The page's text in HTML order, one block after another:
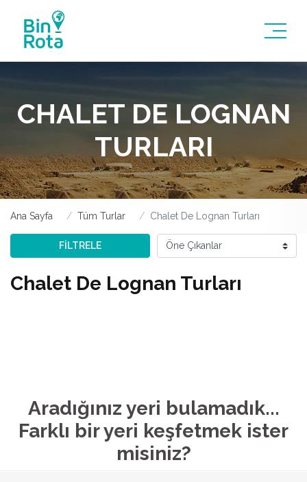
CHALET DE LOGNAN
TURLARI
Ana Sayfa Tüm Turlar Chalet De Lognan Turları
FİLTRELE
Chalet De Lognan Turları
Aradığınız yeri bulamadık...
Farklı bir yeri keşfetmek ister
misiniz?